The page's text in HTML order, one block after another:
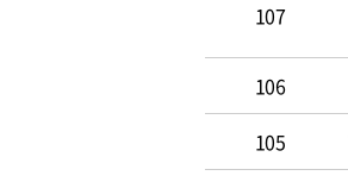
107
106
105